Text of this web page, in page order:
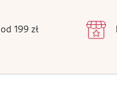
2
1
od 199 zł